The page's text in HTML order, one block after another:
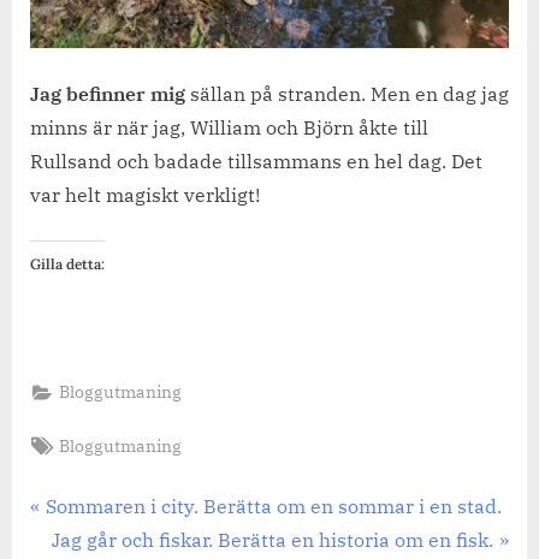
Jag befinner mig sällan på stranden. Men en dag jag
minns är när jag, William och Björn åkte till
Rullsand och badade tillsammans en hel dag. Det
var helt magiskt verkligt!
Gilla detta:
Bloggutmaning
Tags:
Bloggutmaning
Inläggsnavigering
Previous
Post:
Sommaren i city. Berätta om en sommar i en stad.
Next
Jag går och fiskar. Berätta en historia om en fisk.